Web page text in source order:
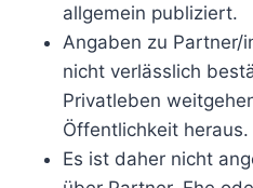
allgemein publiziert.
Angaben zu Partner/
nicht verlässlich
Privatleben
Öffentlichkeit heraus.
Es ist daher nicht